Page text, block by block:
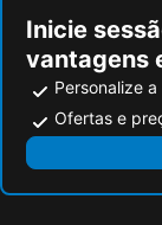
Inicie
vantagens
Personalize
Ofertas e